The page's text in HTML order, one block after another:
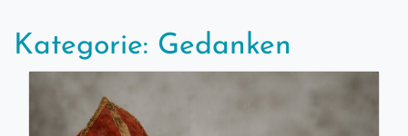
Kategorie: Gedanken